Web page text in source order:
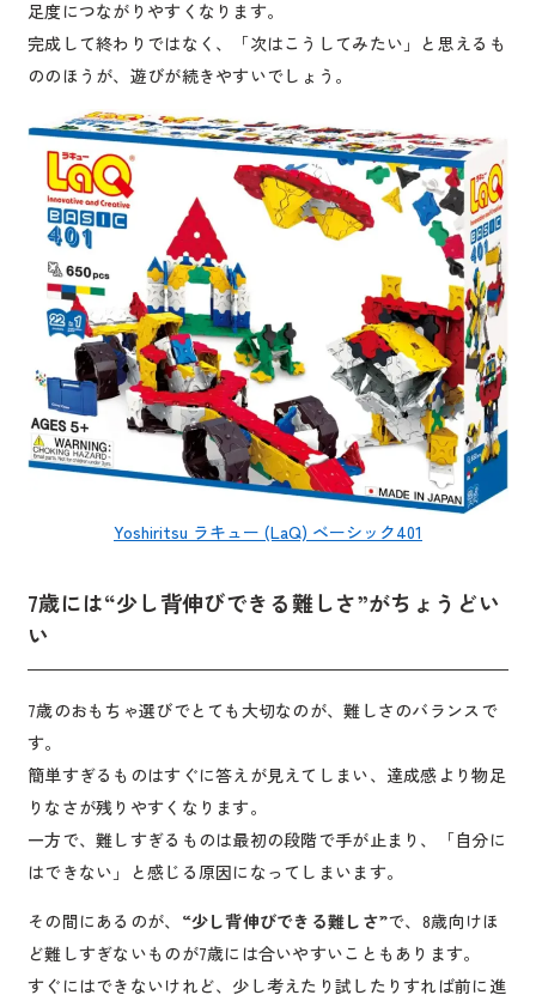
足度につながりやすくなります。
完成して終わりではなく、「次はこうしてみたい」と思えるも
ののほうが、遊びが続きやすいでしょう。
Yoshiritsu ラキュー (LaQ) ベーシック401
7歳には“少し背伸びできる難しさ”がちょうどい
い
7歳のおもちゃ選びでとても大切なのが、難しさのバランスで
す。
簡単すぎるものはすぐに答えが見えてしまい、達成感より物足
りなさが残りやすくなります。
一方で、難しすぎるものは最初の段階で手が止まり、「自分に
はできない」と感じる原因になってしまいます。
その間にあるのが、 “少し背伸びできる難しさ”で、8歳向けほ
ど難しすぎないものが7歳には合いやすいこともあります。
すぐにはできないけれど、少し考えたり試したりすれば前に進